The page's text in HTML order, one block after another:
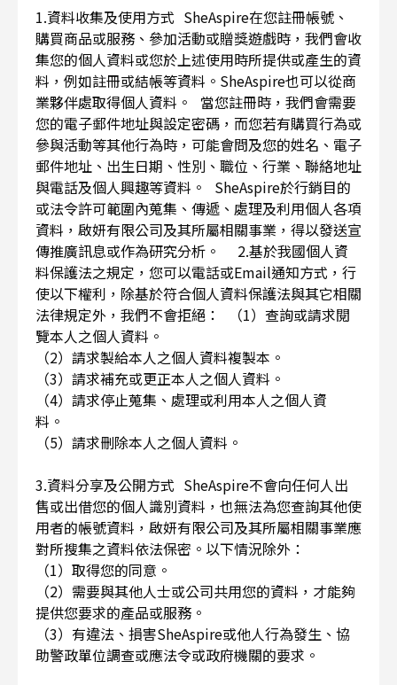
1.資料收集及使用方式 SheAspire在您註冊帳號、
購買商品或服務、參加活動或贈獎遊戲時，我們會收
集您的個人資料或您於上述使用時所提供或產生的資
料，例如註冊或結帳等資料。SheAspire也可以從商
業夥伴處取得個人資料。 當您註冊時，我們會需要
您的電子郵件地址與設定密碼，而您若有購買行為或
參與活動等其他行為時，可能會問及您的姓名、電子
郵件地址、出生日期、性別、職位、行業、聯絡地址
與電話及個人興趣等資料。 SheAspire於行銷目的
或法令許可範圍內蒐集、傳遞、處理及利用個人各項
資料，啟妍有限公司及其所屬相關事業，得以發送宣
傳推廣訊息或作為研究分析。 2.基於我國個人資
料保護法之規定，您可以電話或Email通知方式，行
使以下權利，除基於符合個人資料保護法與其它相關
法律規定外，我們不會拒絕： （1）查詢或請求閱
覽本人之個人資料。
（2）請求製給本人之個人資料複製本。
（3）請求補充或更正本人之個人資料。
（4）請求停止蒐集、處理或利用本人之個人資
料。
（5）請求刪除本人之個人資料。
3.資料分享及公開方式 SheAspire不會向任何人出
售或出借您的個人識別資料，也無法為您查詢其他使
用者的帳號資料，啟妍有限公司及其所屬相關事業應
對所搜集之資料依法保密。以下情況除外：
（1）取得您的同意。
（2）需要與其他人士或公司共用您的資料，才能夠
提供您要求的產品或服務。
（3）有違法、損害SheAspire或他人行為發生、協
助警政單位調查或應法令或政府機關的要求。